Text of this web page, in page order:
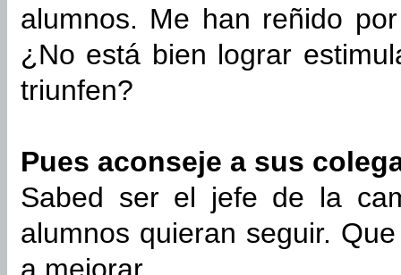
alumnos. Me han reñido
¿No está bien lograr
triunfen?
Pues aconseje a sus
Sabed ser el jefe de la
alumnos quieran seguir.